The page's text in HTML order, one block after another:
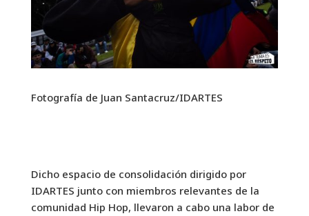
Fotografía de Juan Santacruz/IDARTES
Dicho espacio de consolidación dirigido por
IDARTES junto con miembros relevantes de la
comunidad Hip Hop, llevaron a cabo una labor de